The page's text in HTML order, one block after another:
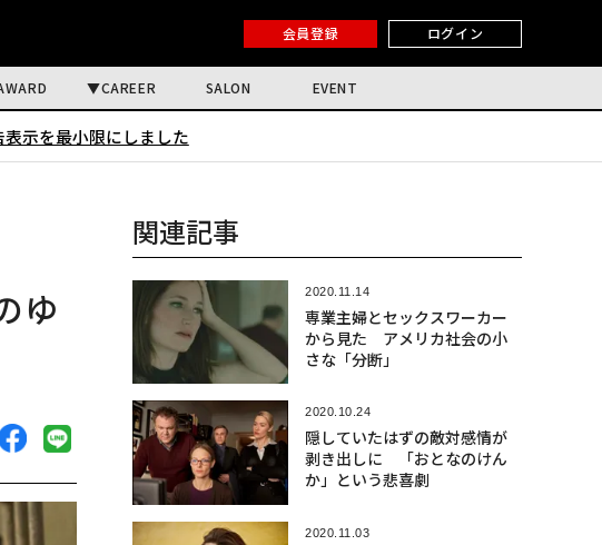
会員登録 ログイン
CAREER SALON EVENT
示を最小限にしました
ゆ
関連記事
2020.11.14
専業主婦とセックスワーカー
から見た アメリカ社会の小
さな「分断」
2020.10.24
隠していたはずの敵対感情が
剥き出しに 「おとなのけん
か」という悲喜劇
2020.11.03